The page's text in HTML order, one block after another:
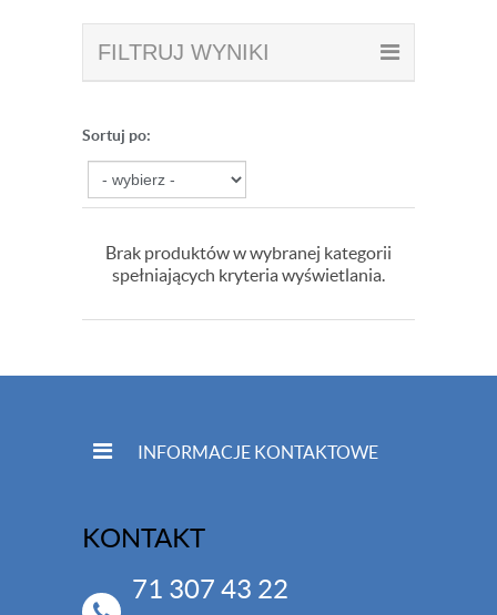
FILTRUJ WYNIKI
Sortuj po:
Brak produktów w wybranej kategorii
spełniających kryteria wyświetlania.
INFORMACJE KONTAKTOWE
KONTAKT
71 307 43 22